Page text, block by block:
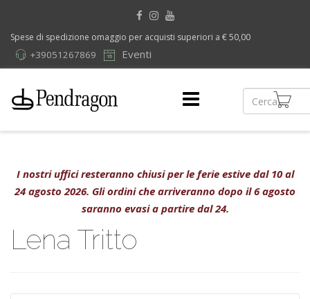
Spese di spedizione omaggio per acquisti superiori a € 50,00
Eventi
+39051267869
I nostri uffici resteranno chiusi per le ferie estive dal 10 al
24 agosto 2026. Gli ordini che arriveranno dopo il 6 agosto
saranno evasi a partire dal 24.
Lena Tritto